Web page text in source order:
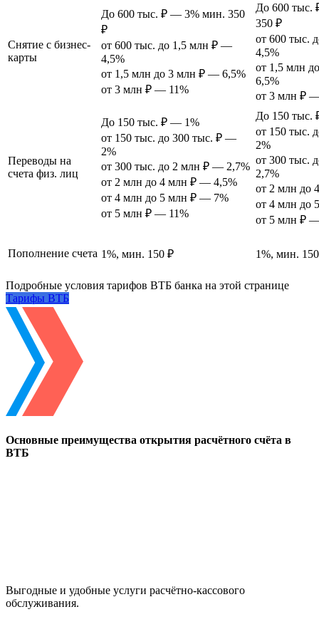
Снятие с бизнес-
карты
До 600 тыс. ₽ — 3% мин. 350
₽
от 600 тыс. до 1,5 млн ₽ —
4,5%
от 1,5 млн до 3 млн ₽ — 6,5%
от 3 млн ₽ — 11%
До 600
350 ₽
от 600 тыс.
4,5%
от 1,5 млн
6,5%
от 3 млн ₽
Переводы на
счета физ. лиц
До 150 тыс. ₽ — 1%
от 150 тыс. до 300 тыс. ₽ —
2%
от 300 тыс. до 2 млн ₽ — 2,7%
от 2 млн до 4 млн ₽ — 4,5%
от 4 млн до 5 млн ₽ — 7%
от 5 млн ₽ — 11%
До 150 тыс.
от 150 тыс.
2%
от 300 тыс.
2,7%
от 2 млн до
от 4 млн до
от 5 млн ₽
Пополнение счета 1%, мин. 150 ₽ 1%, мин.
Подробные условия тарифов ВТБ банка на этой странице
Тарифы ВТБ
Основные преимущества открытия расчётного счёта в
ВТБ
Выгодные и удобные услуги расчётно-кассового
обслуживания.